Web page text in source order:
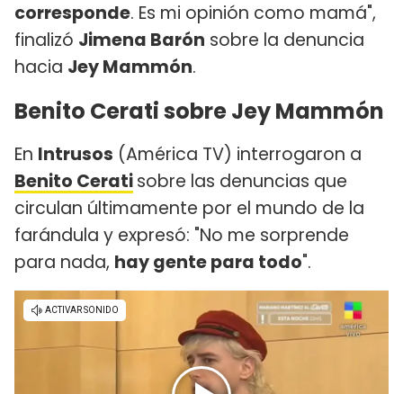
corresponde. Es mi opinión como mamá",
finalizó Jimena Barón sobre la denuncia
hacia Jey Mammón.
Benito Cerati sobre Jey Mammón
En Intrusos (América TV) interrogaron a
Benito Ceratisobre las denuncias que
circulan últimamente por el mundo de la
farándula y expresó: "No me sorprende
para nada, hay gente para todo".